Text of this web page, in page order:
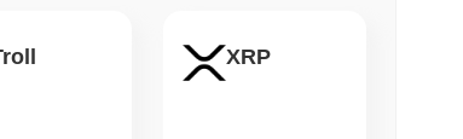
XRP